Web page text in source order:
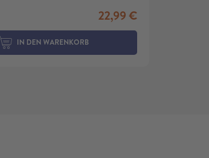
22,99€
IN DEN WARENKORB